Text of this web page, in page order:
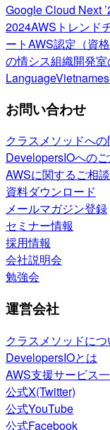
Google Cloud Next
2024AWSトレンド
ートAWS認定（資格
の情シス組織開発
Language
お問い合わせ
クラスメソッドへ
DevelopersIOへの
AWSに関するご相談
資料ダウンロード
メールマガジン登録
セミナー情報
採用情報
会社説明会
勉強会
運営会社
クラスメソッドにつ
DevelopersIOとは
AWS支援サービス
公式X(Twitter)
公式YouTube
公式Facebook